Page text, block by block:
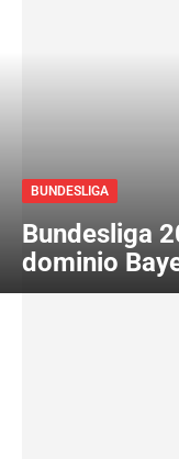
BUNDESLIGA
Bundesliga
dominio